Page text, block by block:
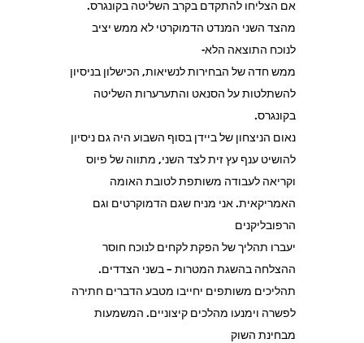
אם הצליחו להתקדם בקרב השליטה בקונגרס.
מהצד השני המנדט הדמוקרטי לא ממש יציב
לנוכח התוצאה הלא-
ממש חדה של הבחירות לנשיאות, הכישלון בניסיון
להשתלטות על הסנאט והתערערות השליטה
בקונגרס.
נאום הניצחון של ביידן בסוף השבוע היה גם ניסיון
להושיט ענף עץ זית לצד השני, מתווה של פיוס
וקריאה לעבודה משותפת לטובת האומה
האמריקאית. אני מניח שגם הדמוקרטים וגם
הרפובליקנים
יעברו תהליך של הפקת לקחים לנוכח חוסר
ההצלחה בהשגת המטרות – בשני הצדדים.
תהליכים משותפים יחייבו מטבע הדברים חתירה
לפשרה וימנעו מהלכים קיצוניים. המשמעות
מבחינת השוק